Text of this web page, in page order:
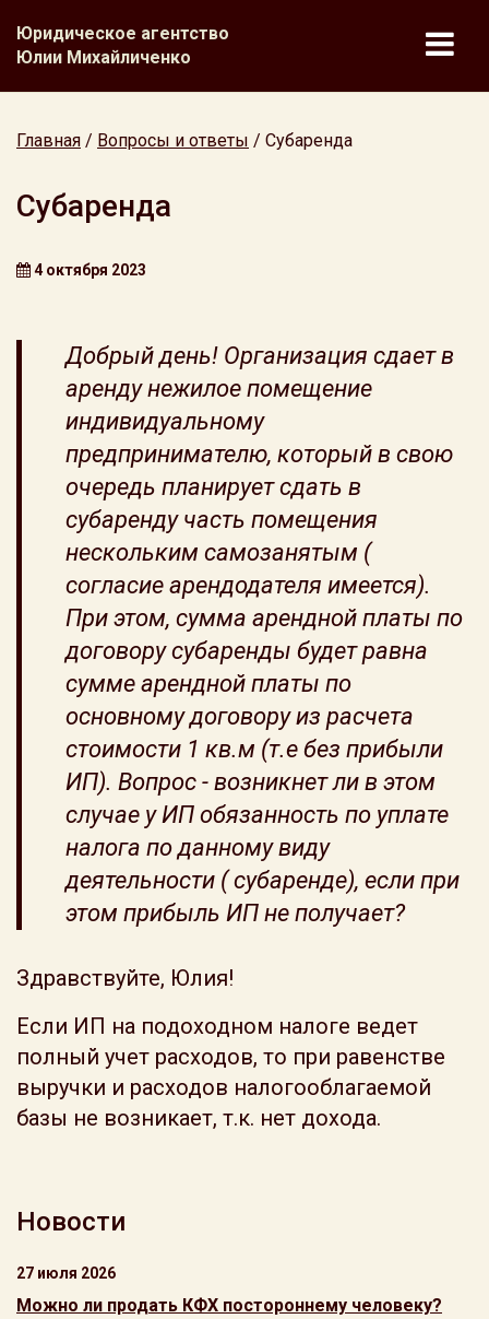
Юридическое агентство
Юлии Михайличенко
Главная / Вопросы и ответы / Субаренда
Субаренда
4 октября 2023
Добрый день! Организация сдает в
аренду нежилое помещение
индивидуальному
предпринимателю, который в свою
очередь планирует сдать в
субаренду часть помещения
нескольким самозанятым (
согласие арендодателя имеется).
При этом, сумма арендной платы по
договору субаренды будет равна
сумме арендной платы по
основному договору из расчета
стоимости 1 кв.м (т.е без прибыли
ИП). Вопрос - возникнет ли в этом
случае у ИП обязанность по уплате
налога по данному виду
деятельности ( субаренде), если при
этом прибыль ИП не получает?
Здравствуйте, Юлия!
Если ИП на подоходном налоге ведет
полный учет расходов, то при равенстве
выручки и расходов налогооблагаемой
базы не возникает, т.к. нет дохода.
Новости
27 июля 2026
Можно ли продать КФХ постороннему человеку?